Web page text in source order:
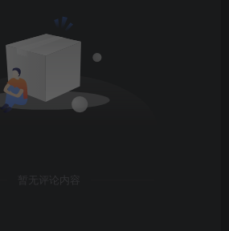
暂无评论内容